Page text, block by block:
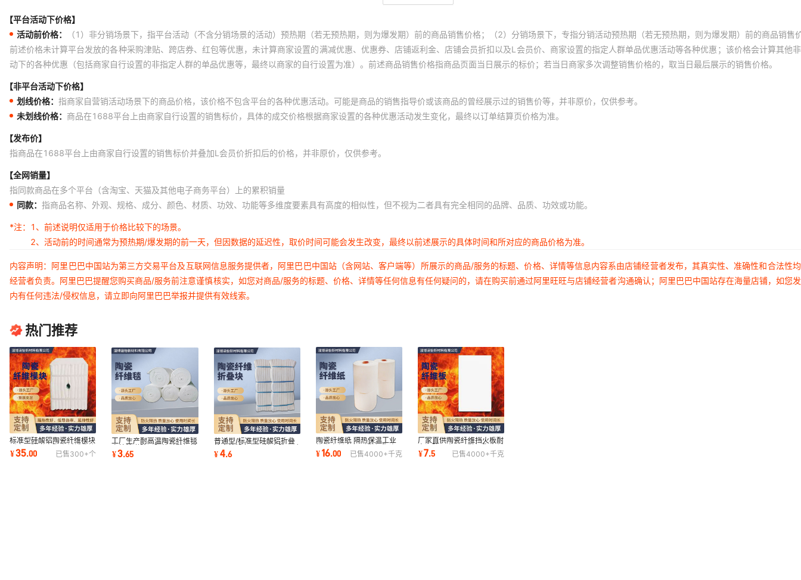
【平台活动下价格】
活动前价格：
（1）非分销场景下，指平台活动（不含分销场景的活动）预热期（若无预热期，则为爆发期）前的商品销售价格；（2）分销场景下，专指分销活动预热期（若无预热期，则为爆发期）前的商品销售
前述价格未计算平台发放的各种采购津贴、跨店券、红包等优惠，未计算商家设置的满减优惠、优惠券、店铺返利金、店铺会员折扣以及L会员价、商家设置的指定人群单品优惠活动等各种优惠；该价格会计算其他
动下的各种优惠（包括商家自行设置的非指定人群的单品优惠等，最终以商家的自行设置为准）。前述商品销售价格指商品页面当日展示的标价；若当日商家多次调整销售价格的，取当日最后展示的销售价格。
【非平台活动下价格】
划线价格： 指商家自营销活动场景下的商品价格，该价格不包含平台的各种优惠活动。可能是商品的销售指导价或该商品的曾经展示过的销售价等，并非原价，仅供参考。
未划线价格： 商品在1688平台上由商家自行设置的销售标价，具体的成交价格根据商家设置的各种优惠活动发生变化，最终以订单结算页价格为准。
【发布价】
指商品在1688平台上由商家自行设置的销售标价并叠加L会员价折扣后的价格，并非原价，仅供参考。
【全网销量】
指同款商品在多个平台（含淘宝、天猫及其他电子商务平台）上的累积销量
同款： 指商品名称、外观、规格、成分、颜色、材质、功效、功能等多维度要素具有高度的相似性，但不视为二者具有完全相同的品牌、品质、功效或功能。
*注：
1、前述说明仅适用于价格比较下的场景。
2、活动前的时间通常为预热期/爆发期的前一天，但因数据的延迟性，取价时间可能会发生改变，最终以前述展示的具体时间和所对应的商品价格为准。
内容声明：阿里巴巴中国站为第三方交易平台及互联网信息服务提供者，阿里巴巴中国站（含网站、客户端等）所展示的商品/服务的标题、价格、详情等信息内容系由店铺经营者发布，其真实性、准确性和合法性
经营者负责。阿里巴巴提醒您购买商品/服务前注意谨慎核实，如您对商品/服务的标题、价格、详情等任何信息有任何疑问的，请在购买前通过阿里旺旺与店铺经营者沟通确认；阿里巴巴中国站存在海量店铺，如您
内有任何违法/侵权信息，请立即向阿里巴巴举报并提供有效线索。
热门推荐
标准型硅酸铝陶瓷纤维模块
耐高温隧道窑陶瓷纤折叠块
保温隔热材料
¥35.00 已售300+个
工厂生产耐高温陶瓷纤维毯
窑炉管道防火隔热硅酸铝针
刺毯保温棉
¥3.65
普通型/标准型硅酸铝折叠
块窑炉设备保温填充防火硅
酸铝纤维模块I
¥4.6
陶瓷纤维纸 隔热保温工业
绝缘密封白色 硅酸铝陶瓷
纤维纸阻燃陶瓷
¥16.00 已售4000+千克
厂家直供陶瓷纤维挡火板耐
高温防火高强硅酸铝陶瓷纤
维板 雕刻专
¥7.5 已售4000+千克